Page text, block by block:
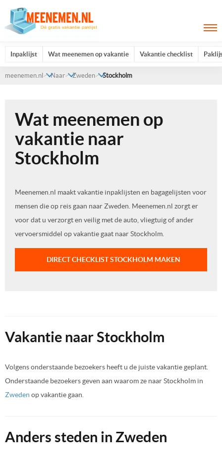
Inpaklijst Wat meenemen op vakantie Vakantie checklist
meenemen.nl Naar Zweden Stockholm
Wat meenemen op
vakantie naar
Stockholm
Meenemen.nl maakt vakantie inpaklijsten en bagagelijsten voor
mensen die op reis gaan naar Zweden. Meenemen.nl zorgt er
voor dat u verzorgt en veilig met de auto, vliegtuig of ander
vervoersmiddel op vakantie gaat naar Stockholm.
DIRECT CHECKLIST STOCKHOLM MAKEN
Vakantie naar Stockholm
Volgens onderstaande bezoekers heeft u de juiste vakantie geplant.
Onderstaande bezoekers geven aan waarom ze naar Stockholm in
Zweden op vakantie gaan.
Anders steden in Zweden